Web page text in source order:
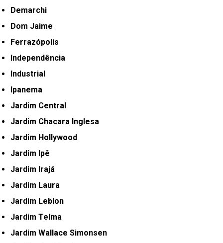
Demarchi
Dom Jaime
Ferrazópolis
Independência
Industrial
Ipanema
Jardim Central
Jardim Chacara Inglesa
Jardim Hollywood
Jardim Ipê
Jardim Irajá
Jardim Laura
Jardim Leblon
Jardim Telma
Jardim Wallace Simonsen